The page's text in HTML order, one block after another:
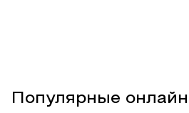
Популярные